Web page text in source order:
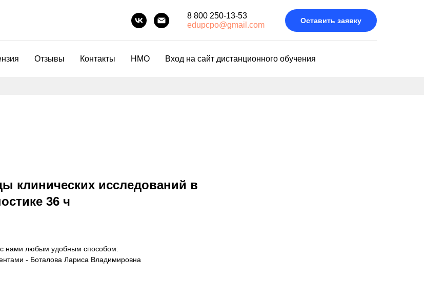
8 800 250-13-53
edupcpo@gmail.com
Оставить заявку
Отзывы Контакты НМО Вход на сайт дистанционного обучения
клинических исследований в
36 ч
с нами любым удобным способом:
- Боталова Лариса Владимировна